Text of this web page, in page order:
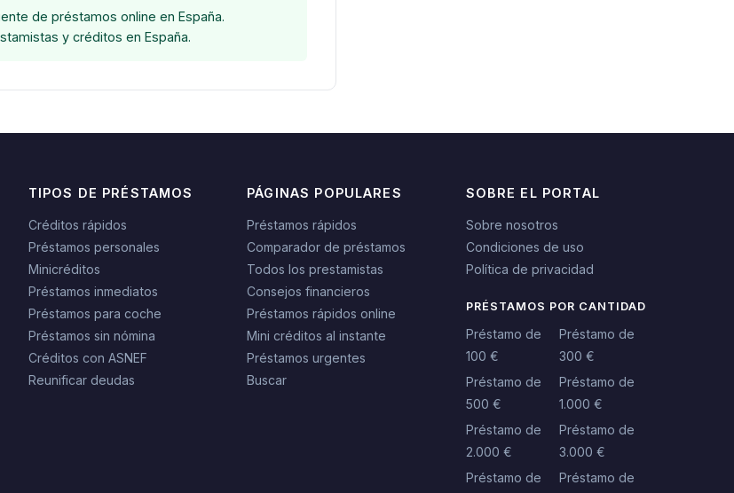
de préstamos online en España.
y créditos en España.
TIPOS DE PRÉSTAMOS
Créditos rápidos
Préstamos personales
Minicréditos
Préstamos inmediatos
Préstamos para coche
Préstamos sin nómina
Créditos con ASNEF
Reunificar deudas
PÁGINAS POPULARES
Préstamos rápidos
Comparador de préstamos
Todos los prestamistas
Consejos financieros
Préstamos rápidos online
Mini créditos al instante
Préstamos urgentes
Buscar
SOBRE EL PORTAL
Sobre nosotros
Condiciones de uso
Política de privacidad
PRÉSTAMOS POR CANTIDAD
Préstamo de
100 €
Préstamo de
300 €
Préstamo de
500 €
Préstamo de
1.000 €
Préstamo de
2.000 €
Préstamo de
3.000 €
Préstamo de
Préstamo de